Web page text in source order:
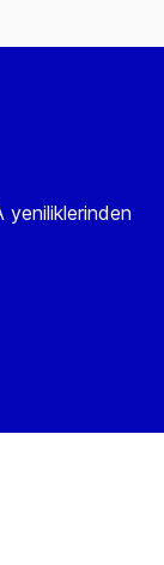
yeniliklerinden